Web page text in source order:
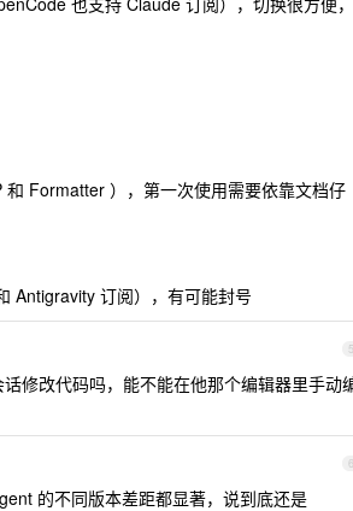
Formatter ），第一次使用需要依靠文档仔
Antigravity 订阅），有可能封号
5
修改代码吗，能不能在他那个编辑器里手动
6
的不同版本差距都显著，说到底还是